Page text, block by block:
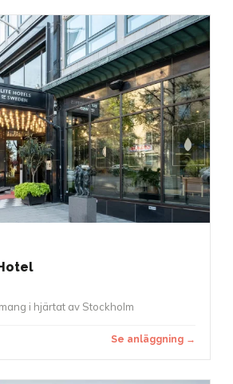
i hjärtat av Stockholm
Se anläggning →